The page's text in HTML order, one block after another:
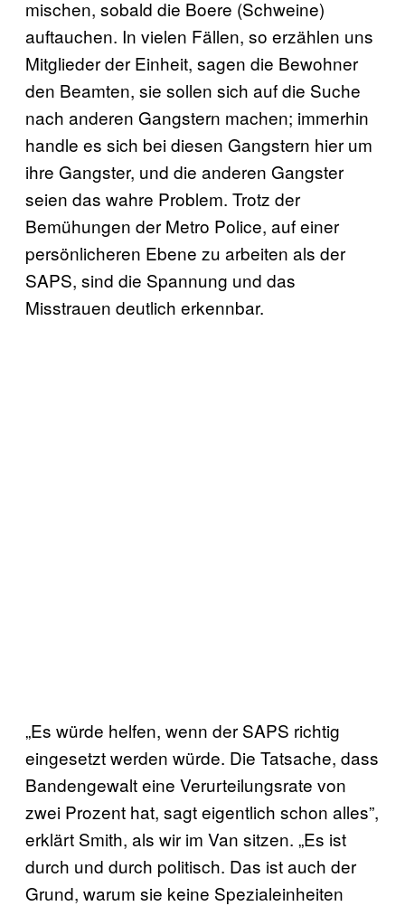
mischen, sobald die Boere (Schweine)
auftauchen. In vielen Fällen, so erzählen uns
Mitglieder der Einheit, sagen die Bewohner
den Beamten, sie sollen sich auf die Suche
nach anderen Gangstern machen; immerhin
handle es sich bei diesen Gangstern hier um
ihre Gangster, und die anderen Gangster
seien das wahre Problem. Trotz der
Bemühungen der Metro Police, auf einer
persönlicheren Ebene zu arbeiten als der
SAPS, sind die Spannung und das
Misstrauen deutlich erkennbar.
„Es würde helfen, wenn der SAPS richtig
eingesetzt werden würde. Die Tatsache, dass
Bandengewalt eine Verurteilungsrate von
zwei Prozent hat, sagt eigentlich schon alles”,
erklärt Smith, als wir im Van sitzen. „Es ist
durch und durch politisch. Das ist auch der
Grund, warum sie keine Spezialeinheiten